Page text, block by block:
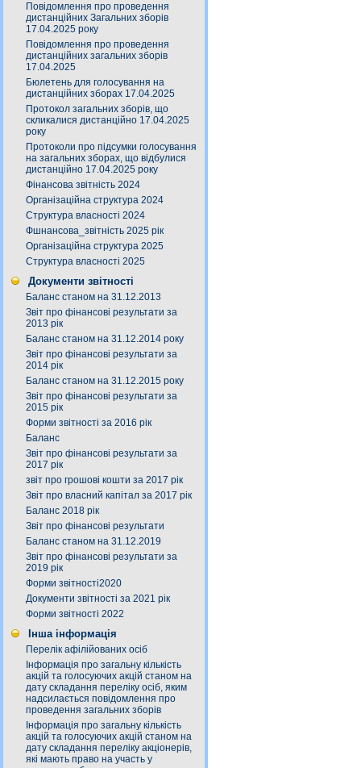
Повідомлення про проведення
дистанційних Загальних зборів
17.04.2025 року
Повідомлення про проведення
дистанційних загальних зборів
17.04.2025
Бюлетень для голосування на
дистанційних зборах 17.04.2025
Протокол загальних зборів, що
скликалися дистанційно 17.04.2025
року
Протоколи про підсумки голосування
на загальних зборах, що відбулися
дистанційно 17.04.2025 року
Фінансова звітність 2024
Організаційна структура 2024
Структура власності 2024
Фшнансова_звітність 2025 рік
Організаційна структура 2025
Структура власності 2025
Документи звітності
Баланс станом на 31.12.2013
Звіт про фінансові результати за
2013 рік
Баланс станом на 31.12.2014 року
Звіт про фінансові результати за
2014 рік
Баланс станом на 31.12.2015 року
Звіт про фінансові результати за
2015 рік
Форми звітності за 2016 рік
Баланс
Звіт про фінансові результати за
2017 рік
звіт про грошові кошти за 2017 рік
Звіт про власний капітал за 2017 рік
Баланс 2018 рік
Звіт про фінансові результати
Баланс станом на 31.12.2019
Звіт про фінансові результати за
2019 рік
Форми звітності2020
Документи звітності за 2021 рік
Форми звітності 2022
Інша інформація
Перелік афілійованих осіб
Інформація про загальну кількість
акцій та голосуючих акцій станом на
дату складання переліку осіб, яким
надсилається повідомлення про
проведення загальних зборів
Інформація про загальну кількість
акцій та голосуючих акцій станом на
дату складання переліку акціонерів,
які мають право на участь у